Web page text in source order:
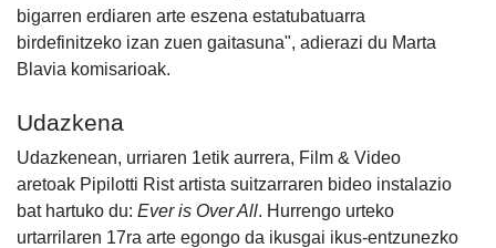
bigarren erdiaren arte eszena estatubatuarra
birdefinitzeko izan zuen gaitasuna", adierazi du Marta
Blavia komisarioak.
Udazkena
Udazkenean, urriaren 1etik aurrera, Film & Video
aretoak Pipilotti Rist artista suitzarraren bideo instalazio
bat hartuko du: Ever is Over All. Hurrengo urteko
urtarrilaren 17ra arte egongo da ikusgai ikus-entzunezko